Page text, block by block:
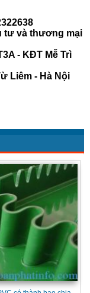
tư và thương mại
- KĐT Mễ Trì
Liêm - Hà Nội